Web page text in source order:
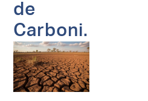
de
Carboni.